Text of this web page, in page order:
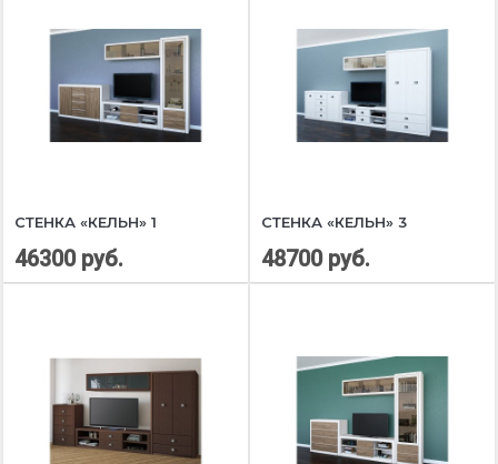
СТЕНКА «КЕЛЬН» 1
46300 руб.
СТЕНКА «КЕЛЬН» 3
48700 руб.